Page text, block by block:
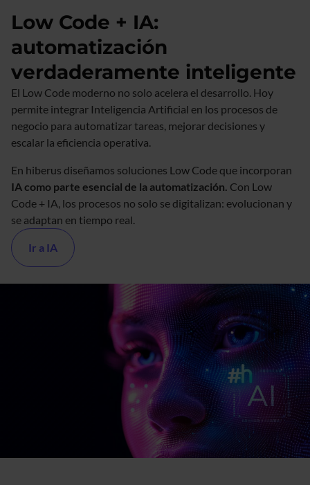
Low Code + IA:
automatización
verdaderamente inteligente
El Low Code moderno no solo acelera el desarrollo. Hoy
permite integrar Inteligencia Artificial en los procesos de
negocio para automatizar tareas, mejorar decisiones y
escalar la eficiencia operativa.
En hiberus diseñamos soluciones Low Code que incorporan
IA como parte esencial de la automatización. Con Low
Code + IA, los procesos no solo se digitalizan: evolucionan y
se adaptan en tiempo real.
Ir a IA